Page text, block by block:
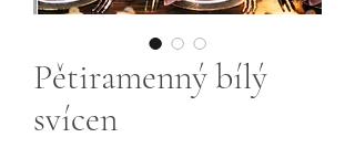
Pětiramenný bílý
svícen